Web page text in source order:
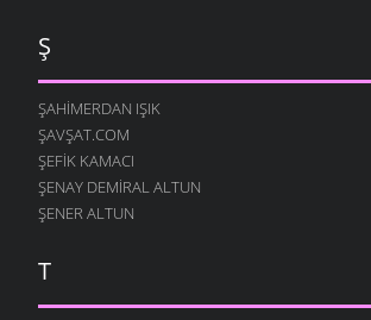
Ş
ŞAHIMERDAN IŞIK
ŞAVŞAT.COM
ŞEFIK KAMACI
ŞENAY DEMIRAL ALTUN
ŞENER ALTUN
T